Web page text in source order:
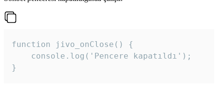
function jivo_onClose() {
    console.log('Pencere kapatıldı');
}